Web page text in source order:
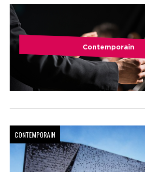
Contemporain
CONTEMPORAIN